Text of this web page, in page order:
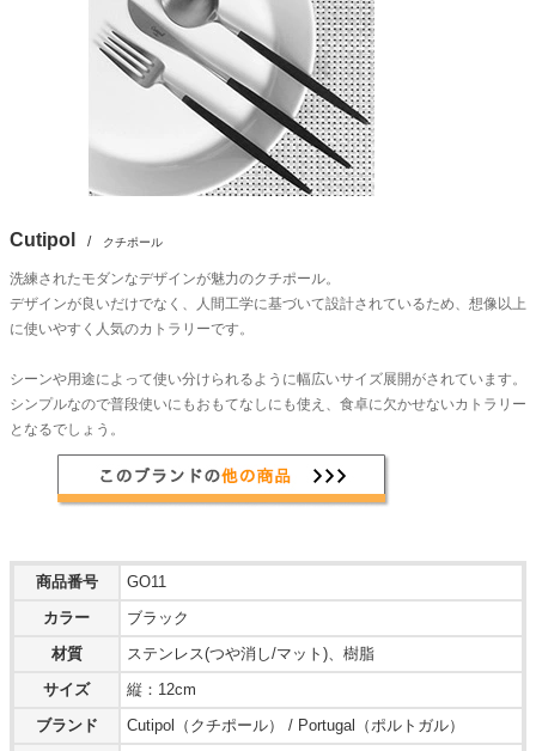
Cutipol / クチポール
洗練されたモダンなデザインが魅力のクチポール。
デザインが良いだけでなく、人間工学に基づいて設計されているため、想像以上
に使いやすく人気のカトラリーです。
シーンや用途によって使い分けられるように幅広いサイズ展開がされています。
シンプルなので普段使いにもおもてなしにも使え、食卓に欠かせないカトラリー
となるでしょう。
商品番号
GO11
カラー
ブラック
材質
ステンレス(つや消し/マット)、樹脂
サイズ
縦：12cm
ブランド
Cutipol（クチポール） / Portugal（ポルトガル）